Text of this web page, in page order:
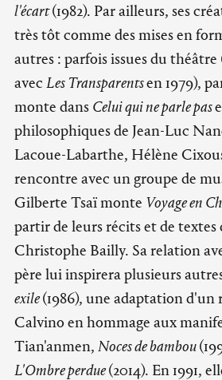
l'écart(1982). Par ailleurs, ses
très tôt comme des mises en
autres : parfois issues du
avec Les Transparentsen 1979),
monte dans Celui qui ne parle pas
philosophiques de Jean-Luc
Lacoue-Labarthe, Hélène
rencontre avec un groupe de
Gilberte Tsaï monte Voyage en
partir de leurs récits et de textes
Christophe Bailly. Sa relation
père lui inspirera plusieurs
exile(1986), une adaptation
Calvino en hommage aux
Tian'anmen, Noces de bambou
L'Ombre perdue(2014). En 1991,